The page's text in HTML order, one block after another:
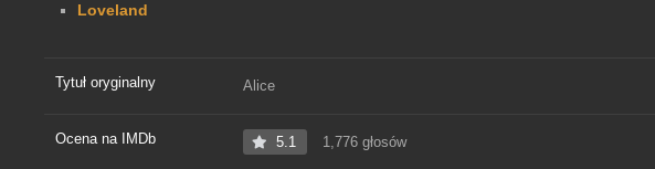
Loveland
Tytuł oryginalny Alice
Ocena na IMDb 5.1 1,776 głosów